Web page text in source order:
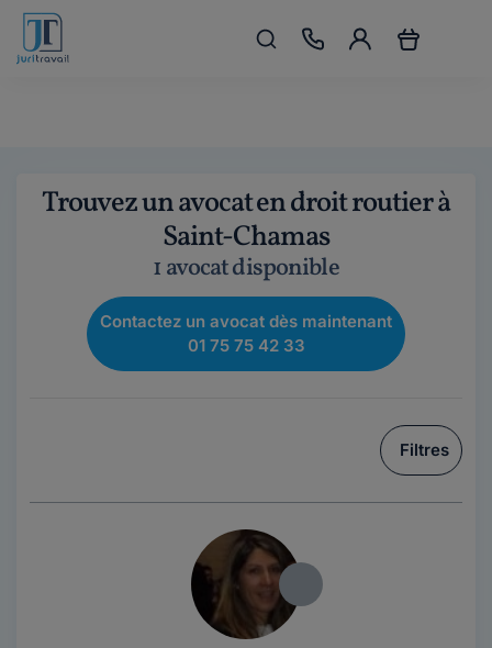
Trouvez un avocat en droit routier à
Saint-Chamas
1 avocat disponible
Contactez un avocat dès maintenant
01 75 75 42 33
Filtres